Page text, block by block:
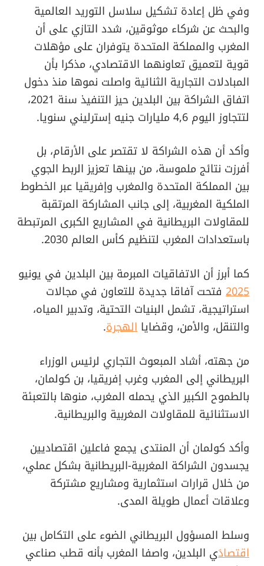
وفي ظل إعادة تشكيل سلاسل التوريد العالمية
والبحث عن شركاء موثوقين، شدد التازي على أن
المغرب والمملكة المتحدة يتوفران على مؤهلات
قوية لتعميق تعاونهما الاقتصادي، مذكرا بأن
المبادلات التجارية الثنائية واصلت نموها منذ دخول
اتفاق الشراكة بين البلدين حيز التنفيذ سنة 2021،
لتتجاوز اليوم 4,6 مليارات جنيه إسترليني سنويا.
وأكد أن هذه الشراكة لا تقتصر على الأرقام، بل
أفرزت نتائج ملموسة، من بينها تعزيز الربط الجوي
بين المملكة المتحدة والمغرب وإفريقيا عبر الخطوط
الملكية المغربية، إلى جانب المشاركة المرتقبة
للمقاولات البريطانية في المشاريع الكبرى المرتبطة
باستعدادات المغرب لتنظيم كأس العالم 2030.
كما أبرز أن الاتفاقيات المبرمة بين البلدين في يونيو
2025 فتحت آفاقا جديدة للتعاون في مجالات
استراتيجية، تشمل البنيات التحتية، وتدبير المياه،
والتنقل، والأمن، وقضايا الهجرة.
من جهته، أشاد المبعوث التجاري لرئيس الوزراء
البريطاني إلى المغرب وغرب إفريقيا، بن كولمان،
بالطموح الكبير الذي يحمله المغرب، منوها بالتعبئة
الاستثنائية للمقاولات المغربية والبريطانية.
وأكد كولمان أن المنتدى يجمع فاعلين اقتصاديين
يجسدون الشراكة المغربية-البريطانية بشكل عملي،
من خلال قرارات استثمارية ومشاريع مشتركة
وعلاقات أعمال طويلة المدى.
وسلط المسؤول البريطاني الضوء على التكامل بين
اقتصادَي البلدين، واصفا المغرب بأنه قطب صناعي